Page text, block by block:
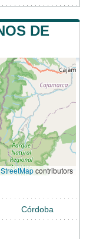
DE
contributors
Córdoba